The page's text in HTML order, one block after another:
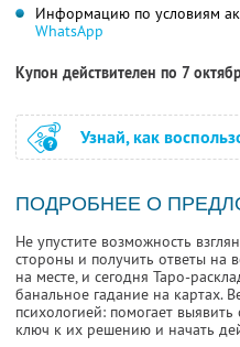
Информацию по условиям
WhatsApp
Купон действителен по 7
Узнай, как
ПОДРОБНЕЕ О
Не упустите возможность
стороны и получить ответы
на месте, и сегодня Таро-
банальное гадание на картах.
психологией: помогает
ключ к их решению и начать